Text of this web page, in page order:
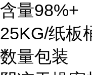
含量98%+
25KG/纸板
数量包装